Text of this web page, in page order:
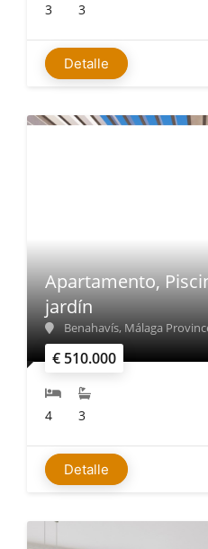
3 3
Detalle
€ 510.000
Apartamento,
jardín
Benahavís, Málaga
4 3
Detalle